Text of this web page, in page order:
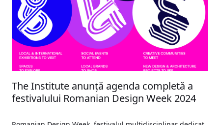
The Institute anunță agenda completă a
festivalului Romanian Design Week 2024